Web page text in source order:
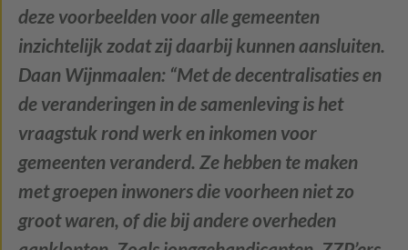
deze voorbeelden voor alle gemeenten
inzichtelijk zodat zij daarbij kunnen aansluiten.
Daan Wijnmaalen: “Met de decentralisaties en
de veranderingen in de samenleving is het
vraagstuk rond werk en inkomen voor
gemeenten veranderd. Ze hebben te maken
met groepen inwoners die voorheen niet zo
groot waren, of die bij andere overheden